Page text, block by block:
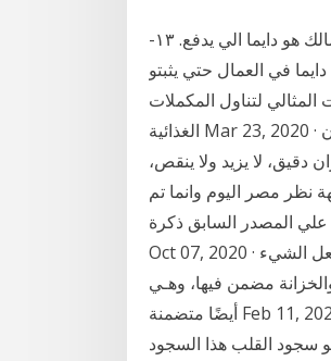
ومتنساش الضرايب ومتنساش معدل التضخم . ١٢-- متدفعش من جيبك خالص المالك هو دايما الي يدفع. ١٣-
باول . ١٤- لازم تسيء الظن دايما في العمال حتي يثبتو
الفانيليا البودرة و الفانيليا السائلة 2018-10-02 الوقت المثالي لتناول المكملات
الغذائية Mar 23, 2020 · ما هو الميزان؟ الميزان لغة: ما تقدر به الأشياء خفة، وثقلًا. وشرعًا: هو ميزان
دقيق، لا يزيد ولا ينقص،
نظر مصر اليوم وانما تم
المصدر السابق ذكرة.
Oct 07, 2020 · التضمين في اللغة العربية التضمين في اللغة العربية • التضميـن في اللغة: هو جعل الشيء
مضمن فيها، وهـي
أيضًا متضمنة Feb 11, 2020 · ‏ما هو الشعور الذي يسيطر عليك ۩۞۩ سحايب النقاش والحوارالساخن ۩۞۩
سجود القلب هذا السجود